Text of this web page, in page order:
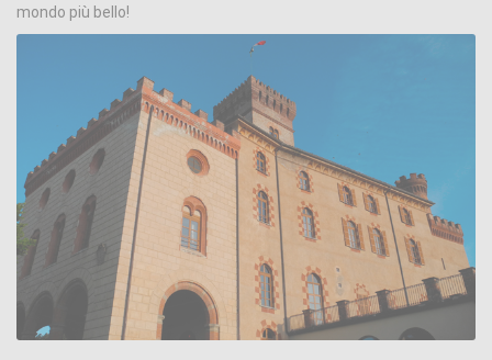
mondo più bello!